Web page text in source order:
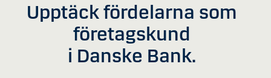
Upptäck fördelarna som
företagskund
i Danske Bank.